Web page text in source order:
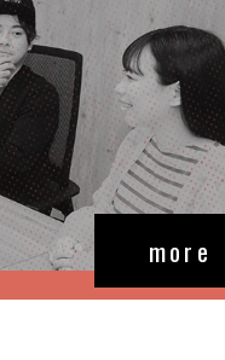
more